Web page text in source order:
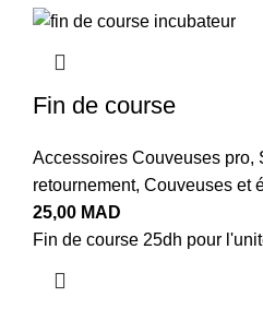
Fin de course
Accessoires Couveuses pro,
retournement, Couveuses et
25,00 MAD
Fin de course 25dh pour